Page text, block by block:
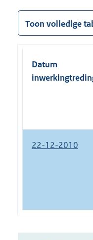
Toon volledige
Datum
22-12-2010